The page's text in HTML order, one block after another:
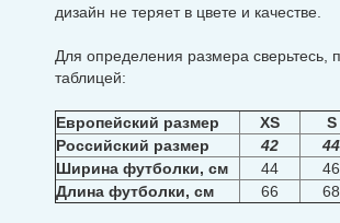
дизайн не теряет в цвете и качестве.
Для определения размера сверьтесь,
таблицей:
Европейский размер XS S
Российский размер
42 44
Ширина футболки, см
44 46
Длина футболки, см
66 68